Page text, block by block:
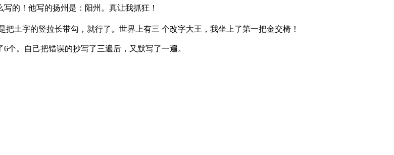
的！他写的扬州是：阳州。真让我抓狂！
土字的竖拉长带勾，就行了。世界上有三 个改字大王，我坐上了第一把金交椅！
个。自己把错误的抄写了三遍后，又默写了一遍。